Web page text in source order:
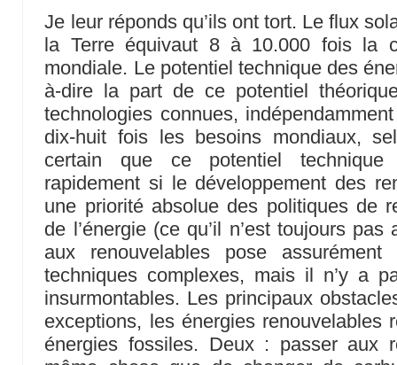
Je leur réponds qu’ils ont tort. Le flux
la Terre équivaut 8 à 10.000 fois la
mondiale. Le potentiel technique des
à-dire la part de ce potentiel
technologies connues,
dix-huit fois les besoins mondiaux,
certain que ce potentiel technique
rapidement si le développement des
une priorité absolue des politiques de
de l’énergie (ce qu’il n’est toujours
aux renouvelables pose
techniques complexes, mais il n’y a
insurmontables. Les principaux
exceptions, les énergies renouvelables
énergies fossiles. Deux : passer aux